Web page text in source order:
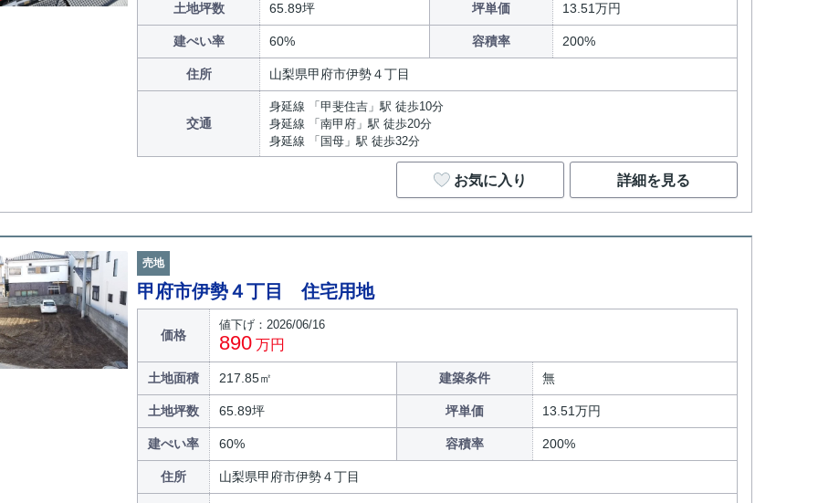
土地坪数 65.89坪 坪単価 13.51万円
建ぺい率 60% 容積率 200%
住所 山梨県甲府市伊勢４丁目
交通
身延線 「甲斐住吉」駅 徒歩10分
身延線 「南甲府」駅 徒歩20分
身延線 「国母」駅 徒歩32分
お気に入り 詳細を見る
売地
甲府市伊勢４丁目 住宅用地
価格
値下げ：2026/06/16
890 万円
土地面積 217.85㎡ 建築条件 無
土地坪数 65.89坪 坪単価 13.51万円
建ぺい率 60% 容積率 200%
住所 山梨県甲府市伊勢４丁目